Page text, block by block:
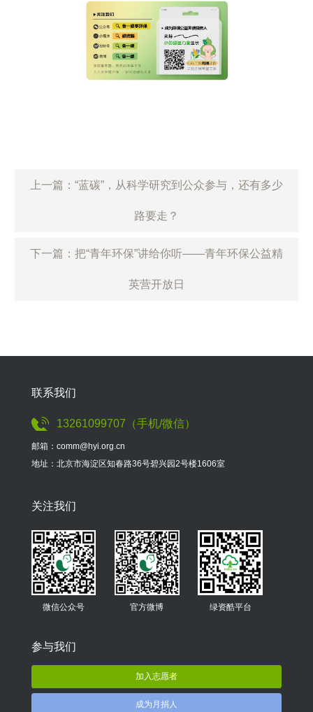
上一篇：“蓝碳”，从科学研究到公众参与，还有多少
路要走？
下一篇：把“青年环保”讲给你听——青年环保公益精
英营开放日
联系我们
13261099707（手机/微信）
邮箱：comm@hyi.org.cn
地址：北京市海淀区知春路36号碧兴园2号楼1606室
关注我们
微信公众号 官方微博 绿资酷平台
参与我们
加入志愿者
成为月捐人